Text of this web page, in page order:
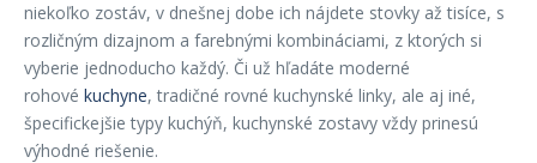
niekoľko zostáv, v dnešnej dobe ich nájdete stovky až tisíce, s
rozličným dizajnom a farebnými kombináciami, z ktorých si
vyberie jednoducho každý. Či už hľadáte moderné
rohové kuchyne, tradičné rovné kuchynské linky, ale aj iné,
špecifickejšie typy kuchýň, kuchynské zostavy vždy prinesú
výhodné riešenie.